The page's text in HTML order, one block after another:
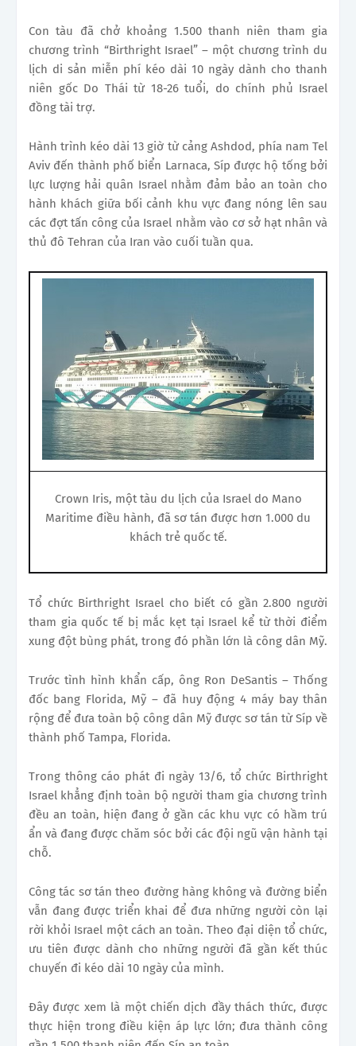
Con tàu đã chở khoảng 1.500 thanh niên tham gia
chương trình “Birthright Israel” – một chương trình du
lịch di sản miễn phí kéo dài 10 ngày dành cho thanh
niên gốc Do Thái từ 18-26 tuổi, do chính phủ Israel
đồng tài trợ.
Hành trình kéo dài 13 giờ từ cảng Ashdod, phía nam Tel
Aviv đến thành phố biển Larnaca, Síp được hộ tống bởi
lực lượng hải quân Israel nhằm đảm bảo an toàn cho
hành khách giữa bối cảnh khu vực đang nóng lên sau
các đợt tấn công của Israel nhằm vào cơ sở hạt nhân và
thủ đô Tehran của Iran vào cuối tuần qua.
Crown Iris, một tàu du lịch của Israel do Mano
Maritime điều hành, đã sơ tán được hơn 1.000 du
khách trẻ quốc tế.
Tổ chức Birthright Israel cho biết có gần 2.800 người
tham gia quốc tế bị mắc kẹt tại Israel kể từ thời điểm
xung đột bùng phát, trong đó phần lớn là công dân Mỹ.
Trước tình hình khẩn cấp, ông Ron DeSantis – Thống
đốc bang Florida, Mỹ – đã huy động 4 máy bay thân
rộng để đưa toàn bộ công dân Mỹ được sơ tán từ Síp về
thành phố Tampa, Florida.
Trong thông cáo phát đi ngày 13/6, tổ chức Birthright
Israel khẳng định toàn bộ người tham gia chương trình
đều an toàn, hiện đang ở gần các khu vực có hầm trú
ẩn và đang được chăm sóc bởi các đội ngũ vận hành tại
chỗ.
Công tác sơ tán theo đường hàng không và đường biển
vẫn đang được triển khai để đưa những người còn lại
rời khỏi Israel một cách an toàn. Theo đại diện tổ chức,
ưu tiên được dành cho những người đã gần kết thúc
chuyến đi kéo dài 10 ngày của mình.
Đây được xem là một chiến dịch đầy thách thức, được
thực hiện trong điều kiện áp lực lớn; đưa thành công